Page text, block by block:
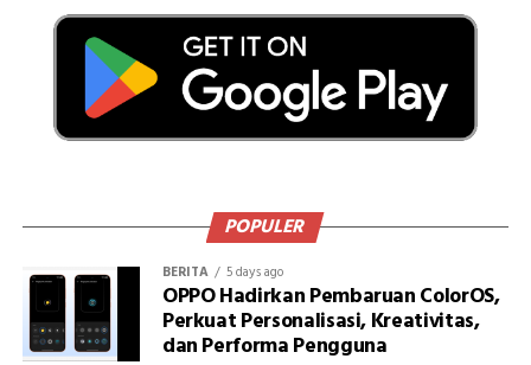
POPULER
BERITA 5 days ago
OPPO Hadirkan Pembaruan ColorOS,
Perkuat Personalisasi, Kreativitas,
dan Performa Pengguna